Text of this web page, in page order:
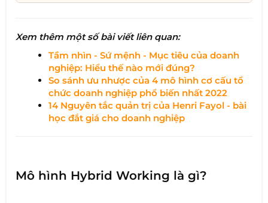
Xem thêm một số bài viết liên quan:
Tầm nhìn - Sứ mệnh - Mục tiêu của doanh
nghiệp: Hiểu thế nào mới đúng?
So sánh ưu nhược của 4 mô hình cơ cấu tổ
chức doanh nghiệp phổ biến nhất 2022
14 Nguyên tắc quản trị của Henri Fayol - bài
học đắt giá cho doanh nghiệp​
Mô hình Hybrid Working là gì?